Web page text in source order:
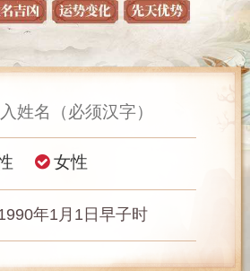
女性
年1月1日早子时